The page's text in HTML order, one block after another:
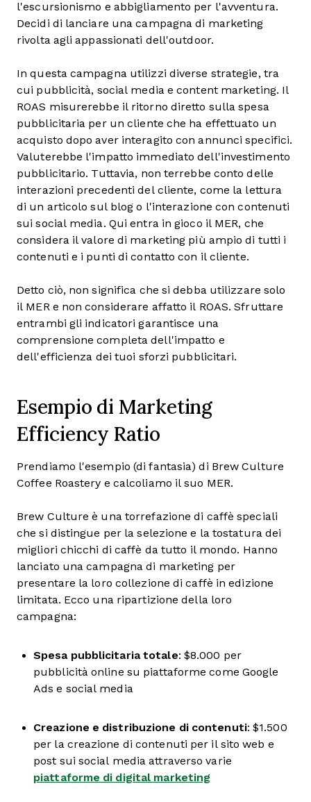
l'escursionismo e abbigliamento per l'avventura.
Decidi di lanciare una campagna di marketing
rivolta agli appassionati dell'outdoor.
In questa campagna utilizzi diverse strategie, tra
cui pubblicità, social media e content marketing. Il
ROAS misurerebbe il ritorno diretto sulla spesa
pubblicitaria per un cliente che ha effettuato un
acquisto dopo aver interagito con annunci specifici.
Valuterebbe l'impatto immediato dell'investimento
pubblicitario. Tuttavia, non terrebbe conto delle
interazioni precedenti del cliente, come la lettura
di un articolo sul blog o l'interazione con contenuti
sui social media. Qui entra in gioco il MER, che
considera il valore di marketing più ampio di tutti i
contenuti e i punti di contatto con il cliente.
Detto ciò, non significa che si debba utilizzare solo
il MER e non considerare affatto il ROAS. Sfruttare
entrambi gli indicatori garantisce una
comprensione completa dell'impatto e
dell'efficienza dei tuoi sforzi pubblicitari.
Esempio di Marketing
Efficiency Ratio
Prendiamo l'esempio (di fantasia) di Brew Culture
Coffee Roastery e calcoliamo il suo MER.
Brew Culture è una torrefazione di caffè speciali
che si distingue per la selezione e la tostatura dei
migliori chicchi di caffè da tutto il mondo. Hanno
lanciato una campagna di marketing per
presentare la loro collezione di caffè in edizione
limitata. Ecco una ripartizione della loro
campagna:
Spesa pubblicitaria totale: $8.000 per
pubblicità online su piattaforme come Google
Ads e social media
Creazione e distribuzione di contenuti: $1.500
per la creazione di contenuti per il sito web e
post sui social media attraverso varie
piattaforme di digital marketing